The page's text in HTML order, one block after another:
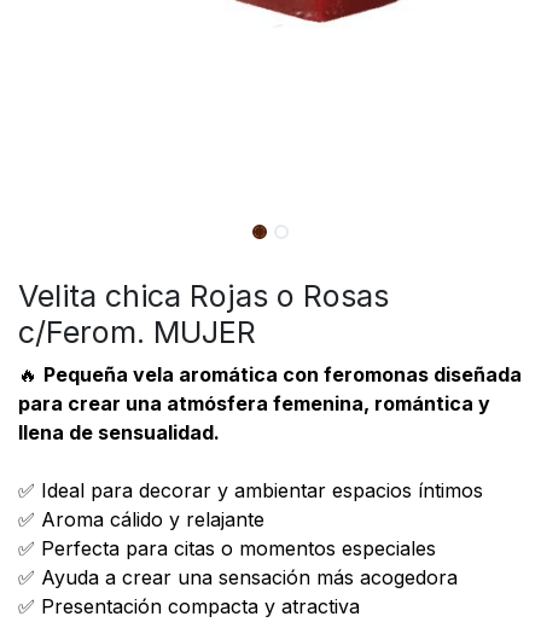
Velita chica Rojas o Rosas
c/Ferom. MUJER
🔥 Pequeña vela aromática con feromonas diseñada
para crear una atmósfera femenina, romántica y
llena de sensualidad.
✅ Ideal para decorar y ambientar espacios íntimos
✅ Aroma cálido y relajante
✅ Perfecta para citas o momentos especiales
✅ Ayuda a crear una sensación más acogedora
✅ Presentación compacta y atractiva